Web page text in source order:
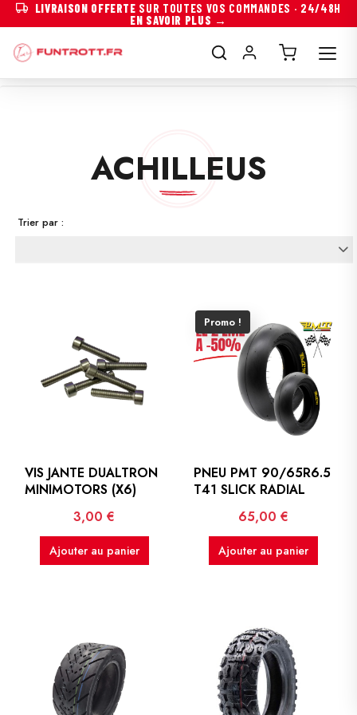
LIVRAISON OFFERTE SUR TOUTES VOS COMMANDES · 24/48H
EN SAVOIR PLUS →
ACHILLEUS
Trier par :
VIS JANTE DUALTRON
MINIMOTORS (X6)
Prix
3,00 €
Ajouter au panier
PNEU PMT 90/65R6.5
T41 SLICK RADIAL
Prix
65,00 €
Ajouter au panier
Promo !